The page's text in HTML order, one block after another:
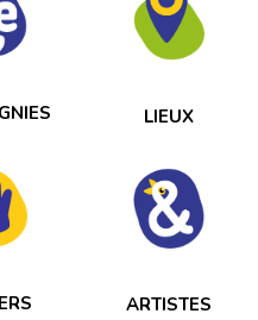
LIEUX
ARTISTES